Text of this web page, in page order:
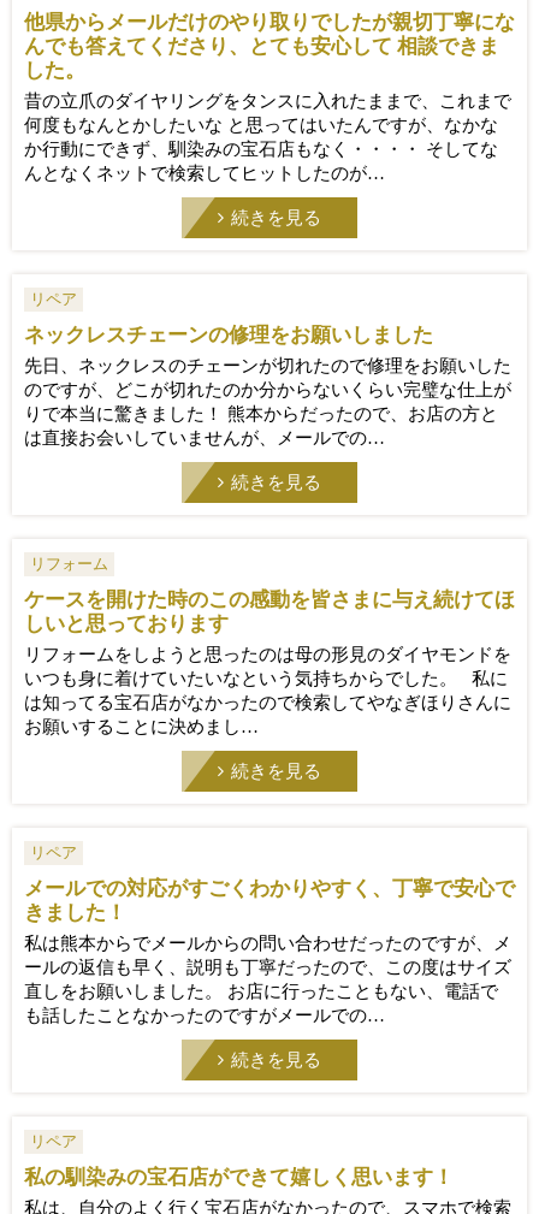
他県からメールだけのやり取りでしたが親切丁寧にな
んでも答えてくださり、とても安心して 相談できま
した。
昔の立爪のダイヤリングをタンスに入れたままで、これまで
何度もなんとかしたいな と思ってはいたんですが、なかな
か行動にできず、馴染みの宝石店もなく・・・・ そしてな
んとなくネットで検索してヒットしたのが…
続きを見る
リペア
ネックレスチェーンの修理をお願いしました
先日、ネックレスのチェーンが切れたので修理をお願いした
のですが、どこが切れたのか分からないくらい完璧な仕上が
りで本当に驚きました！ 熊本からだったので、お店の方と
は直接お会いしていませんが、メールでの…
続きを見る
リフォーム
ケースを開けた時のこの感動を皆さまに与え続けてほ
しいと思っております
リフォームをしようと思ったのは母の形見のダイヤモンドを
いつも身に着けていたいなという気持ちからでした。 私に
は知ってる宝石店がなかったので検索してやなぎほりさんに
お願いすることに決めまし…
続きを見る
リペア
メールでの対応がすごくわかりやすく、丁寧で安心で
きました！
私は熊本からでメールからの問い合わせだったのですが、メ
ールの返信も早く、説明も丁寧だったので、この度はサイズ
直しをお願いしました。 お店に行ったこともない、電話で
も話したことなかったのですがメールでの…
続きを見る
リペア
私の馴染みの宝石店ができて嬉しく思います！
私は、自分のよく行く宝石店がなかったので、スマホで検索